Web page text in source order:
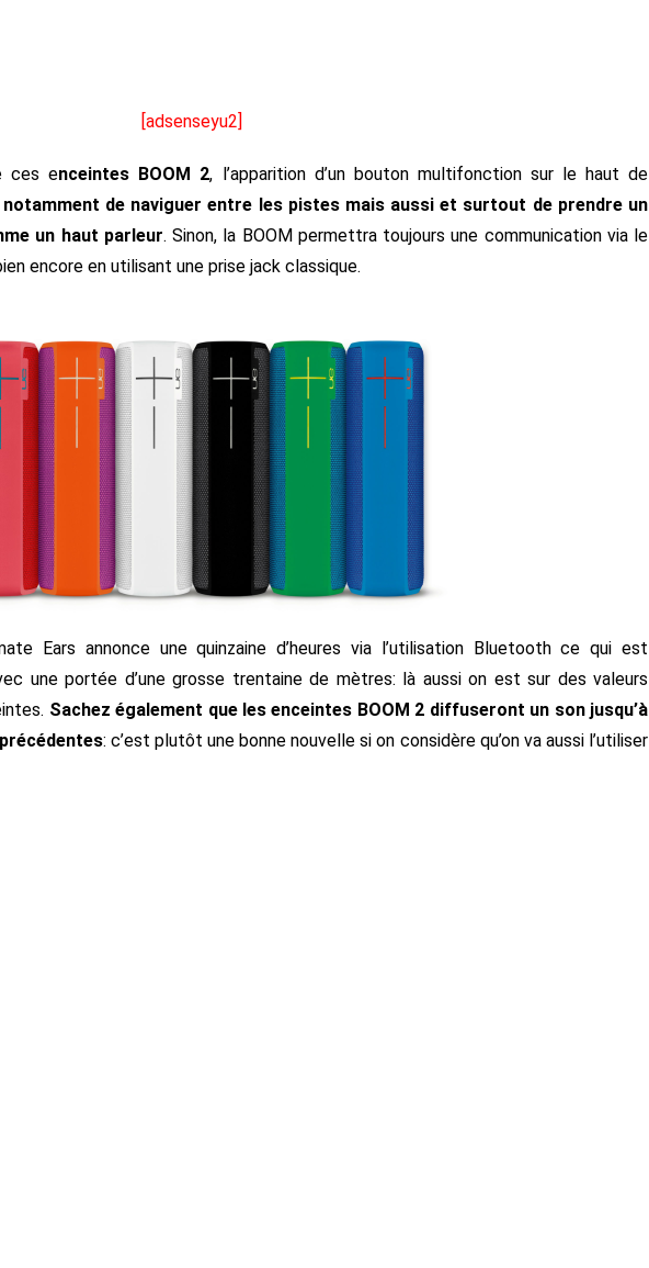
[adsenseyu2]
ces enceintes BOOM 2, l’apparition d’un bouton multifonction sur le haut de
de naviguer entre les pistes mais aussi et surtout de prendre un
un haut parleur. Sinon, la BOOM permettra toujours une communication via le
encore en utilisant une prise jack classique.
Ears annonce une quinzaine d’heures via l’utilisation Bluetooth ce qui est
une portée d’une grosse trentaine de mètres: là aussi on est sur des valeurs
Sachez également que les enceintes BOOM 2 diffuseront un son jusqu’à
: c’est plutôt une bonne nouvelle si on considère qu’on va aussi l’utiliser